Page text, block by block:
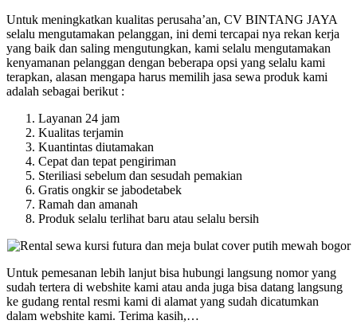
Untuk meningkatkan kualitas perusaha’an, CV BINTANG JAYA
selalu mengutamakan pelanggan, ini demi tercapai nya rekan kerja
yang baik dan saling mengutungkan, kami selalu mengutamakan
kenyamanan pelanggan dengan beberapa opsi yang selalu kami
terapkan, alasan mengapa harus memilih jasa sewa produk kami
adalah sebagai berikut :
Layanan 24 jam
Kualitas terjamin
Kuantintas diutamakan
Cepat dan tepat pengiriman
Steriliasi sebelum dan sesudah pemakian
Gratis ongkir se jabodetabek
Ramah dan amanah
Produk selalu terlihat baru atau selalu bersih
Untuk pemesanan lebih lanjut bisa hubungi langsung nomor yang
sudah tertera di webshite kami atau anda juga bisa datang langsung
ke gudang rental resmi kami di alamat yang sudah dicatumkan
dalam webshite kami. Terima kasih,…